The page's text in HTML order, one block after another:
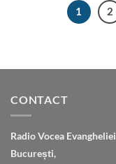
1 2
CONTACT
Radio Vocea Evangheliei
București,